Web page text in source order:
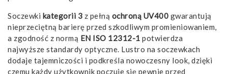
Soczewki kategorii 3 z pełną ochroną UV400 gwarantują
nieprzeciętną barierę przed szkodliwym promieniowaniem,
a zgodność z normą EN ISO 12312-1 potwierdza
najwyższe standardy optyczne. Lustro na soczewkach
dodaje tajemniczości i podkreśla nowoczesny look, dzięki
czemu każdy użytkownik poczuje się pewnie przed